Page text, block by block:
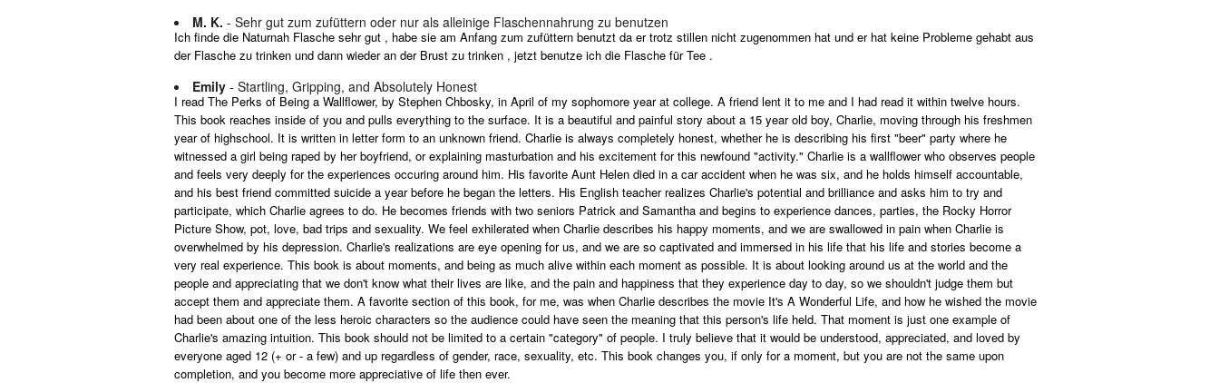
M. K. - Sehr gut zum zufüttern oder nur als alleinige Flaschennahrung zu benutzen
Ich finde die Naturnah Flasche sehr gut , habe sie am Anfang zum zufüttern benutzt da er trotz stillen nicht zugenommen hat und er hat keine Probleme gehabt aus
der Flasche zu trinken und dann wieder an der Brust zu trinken , jetzt benutze ich die Flasche für Tee .
Emily - Startling, Gripping, and Absolutely Honest
I read The Perks of Being a Wallflower, by Stephen Chbosky, in April of my sophomore year at college. A friend lent it to me and I had read it within twelve hours.
This book reaches inside of you and pulls everything to the surface. It is a beautiful and painful story about a 15 year old boy, Charlie, moving through his freshmen
year of highschool. It is written in letter form to an unknown friend. Charlie is always completely honest, whether he is describing his first "beer" party where he
witnessed a girl being raped by her boyfriend, or explaining masturbation and his excitement for this newfound "activity." Charlie is a wallflower who observes people
and feels very deeply for the experiences occuring around him. His favorite Aunt Helen died in a car accident when he was six, and he holds himself accountable,
and his best friend committed suicide a year before he began the letters. His English teacher realizes Charlie's potential and brilliance and asks him to try and
participate, which Charlie agrees to do. He becomes friends with two seniors Patrick and Samantha and begins to experience dances, parties, the Rocky Horror
Picture Show, pot, love, bad trips and sexuality. We feel exhilerated when Charlie describes his happy moments, and we are swallowed in pain when Charlie is
overwhelmed by his depression. Charlie's realizations are eye opening for us, and we are so captivated and immersed in his life that his life and stories become a
very real experience. This book is about moments, and being as much alive within each moment as possible. It is about looking around us at the world and the
people and appreciating that we don't know what their lives are like, and the pain and happiness that they experience day to day, so we shouldn't judge them but
accept them and appreciate them. A favorite section of this book, for me, was when Charlie describes the movie It's A Wonderful Life, and how he wished the movie
had been about one of the less heroic characters so the audience could have seen the meaning that this person's life held. That moment is just one example of
Charlie's amazing intuition. This book should not be limited to a certain "category" of people. I truly believe that it would be understood, appreciated, and loved by
everyone aged 12 (+ or - a few) and up regardless of gender, race, sexuality, etc. This book changes you, if only for a moment, but you are not the same upon
completion, and you become more appreciative of life then ever.